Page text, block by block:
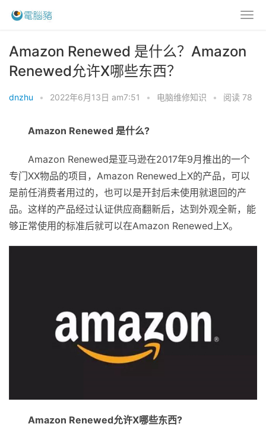
Amazon Renewed 是什么？Amazon
Renewed允许X哪些东西？
dnzhu • 2022年6月13日 am7:51 • 电脑维修知识 • 阅读 78
Amazon Renewed 是什么?
Amazon Renewed是亚马逊在2017年9月推出的一个
专门XX物品的项目，Amazon Renewed上X的产品，可以
是前任消费者用过的，也可以是开封后未使用就退回的产
品。这样的产品经过认证供应商翻新后，达到外观全新，能
够正常使用的标准后就可以在Amazon Renewed上X。
Amazon Renewed允许X哪些东西?